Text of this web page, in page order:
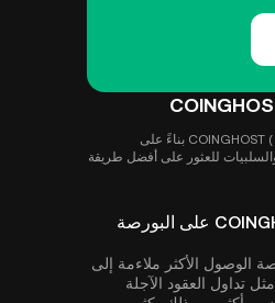
تختلف أفضل طريقة لتخزين COINGHOST ( COGO ) بناءً على
والسلبيات للعثور على أفضل طريقة
الوصول الأكثر ملاءمة إلى
تداول العقود الآجلة